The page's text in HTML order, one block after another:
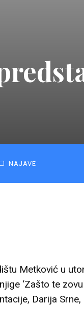
NAJAVE
Metković u
‘Zašto te
Darija